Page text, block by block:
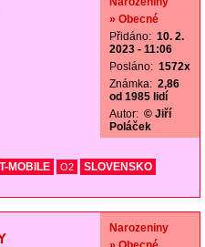
» Obecné
Přidáno: 10. 2.
2023 - 11:06
Posláno: 1572x
Známka: 2,86
od 1985 lidí
Autor: © Jiří
Poláček
T-MOBILE O2
SLOVENSKO
Narozeniny